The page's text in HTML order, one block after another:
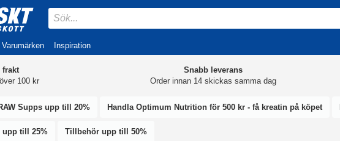
Varumärken Inspiration
frakt
100 kr
Snabb leverans
Order innan 14 skickas samma dag
Supps upp till 20% Handla Optimum Nutrition för 500 kr - få kreatin på köpet
upp till 25% Tillbehör upp till 50%